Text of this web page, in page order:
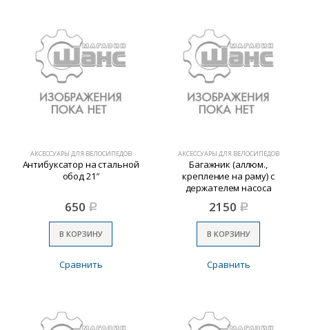
АКСЕССУАРЫ ДЛЯ ВЕЛОСИПЕДОВ
Антибуксатор на стальной
обод 21″
650 Р
В КОРЗИНУ
Сравнить
АКСЕССУАРЫ ДЛЯ ВЕЛОСИПЕДОВ
Багажник (аллюм.,
крепление на раму) с
держателем насоса
2150 Р
В КОРЗИНУ
Сравнить